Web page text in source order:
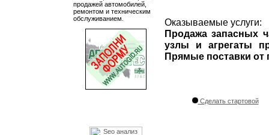
продажей автомобилей,
ремонтом и техническим
обслуживанием.
Оказываемые услуги:
Продажа запасных
узлы и агрегаты
Прямые поставки от
Сделать стартовой